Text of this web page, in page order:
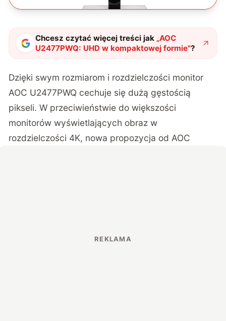
Chcesz czytać więcej treści jak „AOC
U2477PWQ: UHD w kompaktowej formie"?
Dzięki swym rozmiarom i rozdzielczości monitor
AOC U2477PWQ cechuje się dużą gęstością
pikseli. W przeciwieństwie do większości
monitorów wyświetlających obraz w
rozdzielczości 4K, nowa propozycja od AOC